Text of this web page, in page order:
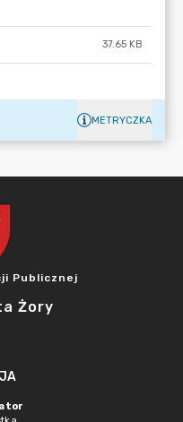
37.65 KB
METRYCZKA
Publicznej
Żory